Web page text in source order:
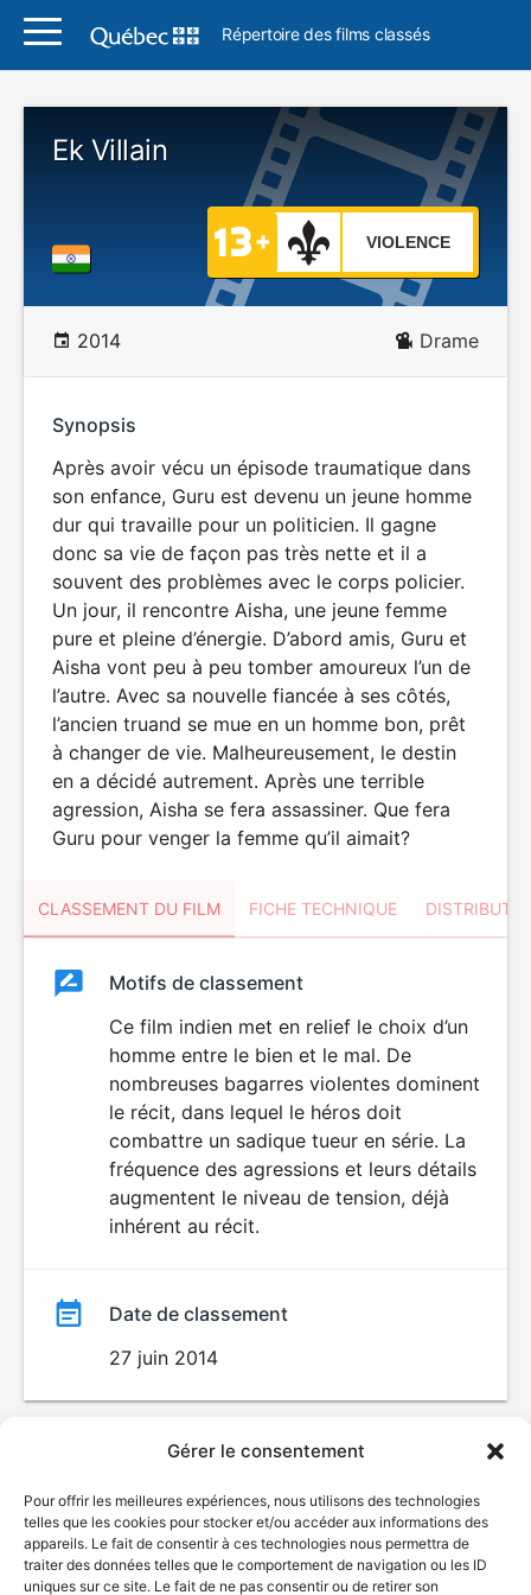
Gérer le consentement
Pour offrir les meilleures expériences, nous utilisons des technologies
telles que les cookies pour stocker et/ou accéder aux informations des
appareils. Le fait de consentir à ces technologies nous permettra de
traiter des données telles que le comportement de navigation ou les ID
uniques sur ce site. Le fait de ne pas consentir ou de retirer son
Répertoire des films classés
Ek Villain
VIOLENCE
2014 Drame
Synopsis
Après avoir vécu un épisode traumatique dans
son enfance, Guru est devenu un jeune homme
dur qui travaille pour un politicien. Il gagne
donc sa vie de façon pas très nette et il a
souvent des problèmes avec le corps policier.
Un jour, il rencontre Aisha, une jeune femme
pure et pleine d’énergie. D’abord amis, Guru et
Aisha vont peu à peu tomber amoureux l’un de
l’autre. Avec sa nouvelle fiancée à ses côtés,
l’ancien truand se mue en un homme bon, prêt
à changer de vie. Malheureusement, le destin
en a décidé autrement. Après une terrible
agression, Aisha se fera assassiner. Que fera
Guru pour venger la femme qu’il aimait?
CLASSEMENT DU FILM FICHE TECHNIQUE
ClassementClassement
VIOLENCE
Motifs de classement
Ce film indien met en relief le choix d’un
homme entre le bien et le mal. De
nombreuses bagarres violentes dominent
le récit, dans lequel le héros doit
combattre un sadique tueur en série. La
fréquence des agressions et leurs détails
augmentent le niveau de tension, déjà
inhérent au récit.
Date de classement
27 juin 2014